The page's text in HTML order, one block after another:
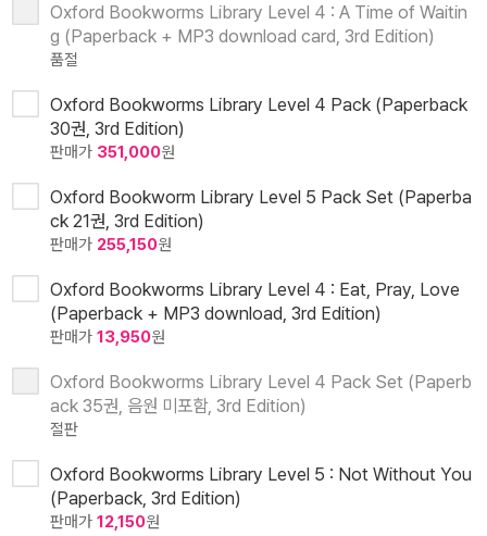
Oxford Bookworms Library Level 4 : A Time of Waitin
g (Paperback + MP3 download card, 3rd Edition)
품절
Oxford Bookworms Library Level 4 Pack (Paperback
30권, 3rd Edition)
판매가 351,000원
Oxford Bookworm Library Level 5 Pack Set (Paperba
ck 21권, 3rd Edition)
판매가 255,150원
Oxford Bookworms Library Level 4 : Eat, Pray, Love
(Paperback + MP3 download, 3rd Edition)
판매가 13,950원
Oxford Bookworms Library Level 4 Pack Set (Paperb
ack 35권, 음원 미포함, 3rd Edition)
절판
Oxford Bookworms Library Level 5 : Not Without You
(Paperback, 3rd Edition)
판매가 12,150원